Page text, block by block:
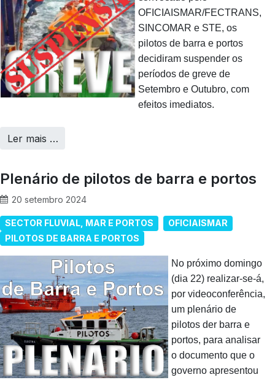
OFICIAISMAR/FECTRANS,
SINCOMAR e STE, os
pilotos de barra e portos
decidiram suspender os
períodos de greve de
Setembro e Outubro, com
efeitos imediatos.
Ler mais …
Plenário de pilotos de barra e portos
20 setembro 2024
SECTOR FLUVIAL, MAR E PORTOS
OFICIAISMAR
PILOTOS DE BARRA E PORTOS
No próximo domingo
(dia 22) realizar-se-á,
por videoconferência,
um plenário de
pilotos der barra e
portos, para analisar
o documento que o
governo apresentou